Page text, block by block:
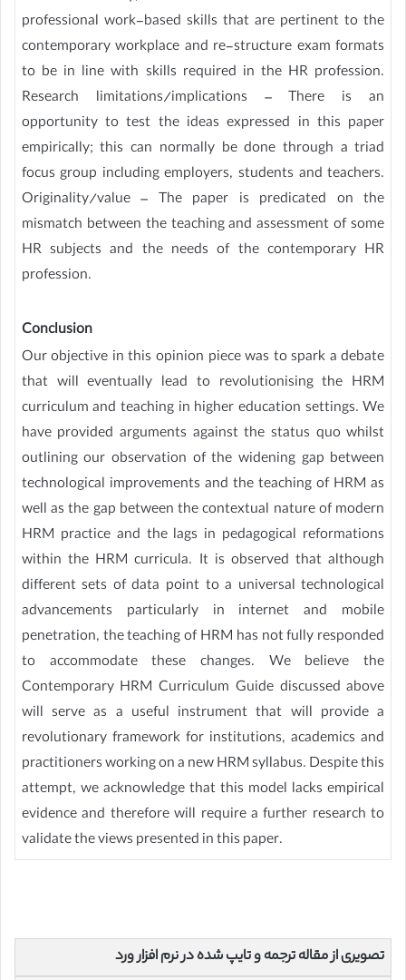
professional work-based skills that are pertinent to the
contemporary workplace and re-structure exam formats
to be in line with skills required in the HR profession.
Research limitations/implications – There is an
opportunity to test the ideas expressed in this paper
empirically; this can normally be done through a triad
focus group including employers, students and teachers.
Originality/value – The paper is predicated on the
mismatch between the teaching and assessment of some
HR subjects and the needs of the contemporary HR
profession.
Conclusion
Our objective in this opinion piece was to spark a debate
that will eventually lead to revolutionising the HRM
curriculum and teaching in higher education settings. We
have provided arguments against the status quo whilst
outlining our observation of the widening gap between
technological improvements and the teaching of HRM as
well as the gap between the contextual nature of modern
HRM practice and the lags in pedagogical reformations
within the HRM curricula. It is observed that although
different sets of data point to a universal technological
advancements particularly in internet and mobile
penetration, the teaching of HRM has not fully responded
to accommodate these changes. We believe the
Contemporary HRM Curriculum Guide discussed above
will serve as a useful instrument that will provide a
revolutionary framework for institutions, academics and
practitioners working on a new HRM syllabus. Despite this
attempt, we acknowledge that this model lacks empirical
evidence and therefore will require a further research to
validate the views presented in this paper.
تصویری از مقاله ترجمه و تایپ شده در نرم افزار ورد